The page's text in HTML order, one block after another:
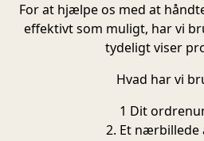
For at hjælpe os med at
effektivt som muligt, har vi
tydeligt viser
Hvad har vi
1 Dit
2. Et nærbillede